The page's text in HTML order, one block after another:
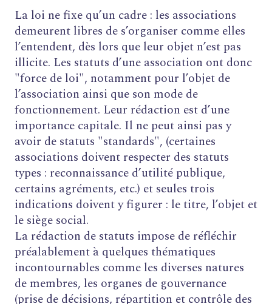
La loi ne fixe qu’un cadre : les associations
demeurent libres de s’organiser comme elles
l’entendent, dès lors que leur objet n’est pas
illicite. Les statuts d’une association ont donc
"force de loi", notamment pour l’objet de
l’association ainsi que son mode de
fonctionnement. Leur rédaction est d’une
importance capitale. Il ne peut ainsi pas y
avoir de statuts "standards", (certaines
associations doivent respecter des statuts
types : reconnaissance d’utilité publique,
certains agréments, etc.) et seules trois
indications doivent y figurer : le titre, l’objet et
le siège social.
La rédaction de statuts impose de réfléchir
préalablement à quelques thématiques
incontournables comme les diverses natures
de membres, les organes de gouvernance
(prise de décisions, répartition et contrôle des